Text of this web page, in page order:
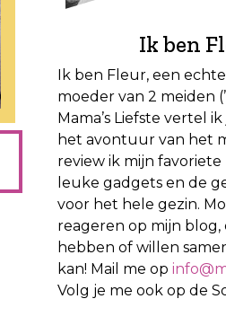
Ik ben
Ik ben Fleur, een
moeder van 2 meiden
Mama’s Liefste vertel
het avontuur van het
review ik mijn
leuke gadgets en de
voor het hele gezin.
reageren op mijn blog,
hebben of willen
kan! Mail me op
Volg je me ook op de